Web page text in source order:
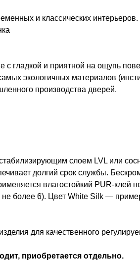
и классических
c гладкой и приятной на ощупь
экологичных материалов
производства дверей.
слоем LVL или
долгий срок службы.
влагостойкий PUR-
более 6). Цвет White Silk —
для качественного
приобретается отдельно.